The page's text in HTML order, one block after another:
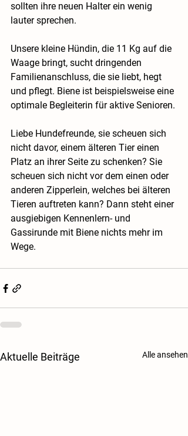
sollten ihre neuen Halter ein wenig
lauter sprechen.
Unsere kleine Hündin, die 11 Kg auf die
Waage bringt, sucht dringenden
Familienanschluss, die sie liebt, hegt
und pflegt. Biene ist beispielsweise eine
optimale Begleiterin für aktive Senioren.
Liebe Hundefreunde, sie scheuen sich
nicht davor, einem älteren Tier einen
Platz an ihrer Seite zu schenken? Sie
scheuen sich nicht vor dem einen oder
anderen Zipperlein, welches bei älteren
Tieren auftreten kann? Dann steht einer
ausgiebigen Kennenlern- und
Gassirunde mit Biene nichts mehr im
Wege.
Aktuelle Beiträge Alle ansehen